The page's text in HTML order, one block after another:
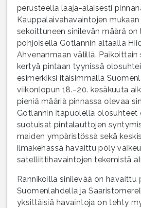
perusteella laaja-alaisesti
Kauppalaivahavaintojen
sekoittuneen sinilevän määrä
pohjoisella Gotlannin altaalla
Ahvenanmaan välillä. Paikoittain
kertyä pintaan tyynissä
esimerkiksi itäisimmällä
viikonlopun 18.–20. kesäkuuta
pieniä määriä pinnassa olevaa
Gotlannin itäpuolella
suotuisat pintalauttojen
maiden ympäristössä sekä
ilmakehässä havaittu pöly
satelliittihavaintojen tekemistä
Rannikoilla sinilevää on havaittu
Suomenlahdella ja
yksittäisiä havaintoja on tehty